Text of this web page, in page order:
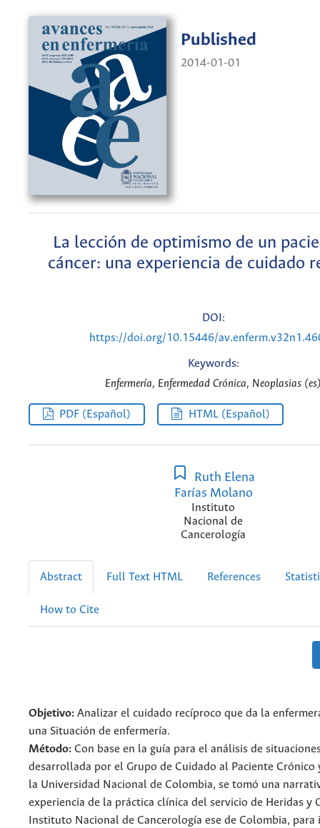
Published
2014-01-01
La lección de optimismo de un
cáncer: una experiencia de cuidado
DOI:
https://doi.org/10.15446/
Keywords:
Enfermería, Enfermedad Crónica, Neoplasias
PDF (Español) HTML (Español)
Ruth Elena
Farías Molano
Instituto
Nacional de
Cancerología
Abstract Full Text HTML References
How to Cite
Objetivo: Analizar el cuidado recíproco que da la
una Situación de enfermería.
Método: Con base en la guía para el análisis de
desarrollada por el Grupo de Cuidado al Paciente Crónico
la Universidad Nacional de Colombia, se tomó una
experiencia de la práctica clínica del servicio de Heridas y
Instituto Nacional de Cancerología ese de Colombia,